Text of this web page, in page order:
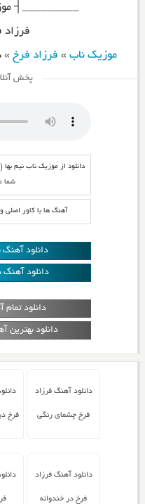
_________┤
فرزاد
موزیک ناب» فرزاد فرخ»
پخش
دانلود از موزیک ناب نیم
شما
آهنگ ها با کاور اصلی
دانلود آهنگ
دانلود آهنگ
دانلود
دانلود بهترین
دانلود آهنگ فرزاد
فرخ چشمای رنگی فرخ
دانلود آهنگ فرزاد
فرخ در خندوانه